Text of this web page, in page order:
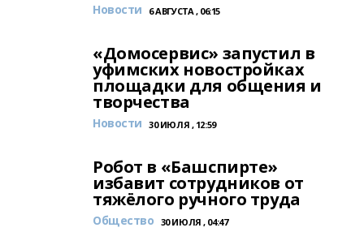
Новости 6 АВГУСТА , 06:15
«Домосервис» запустил в
уфимских новостройках
площадки для общения и
творчества
Новости 30 ИЮЛЯ , 12:59
Робот в «Башспирте»
избавит сотрудников от
тяжёлого ручного труда
Общество 30 ИЮЛЯ , 04:47